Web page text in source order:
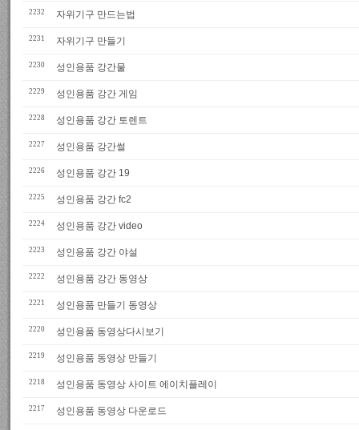
2232 자위기구 만드는법
2231 자위기구 만들기
2230 성인용품 강간물
2229 성인용품 강간 게임
2228 성인용품 강간 토렌트
2227 성인용품 강간썰
2226 성인용품 강간 19
2225 성인용품 강간 fc2
2224 성인용품 강간 video
2223 성인용품 강간 야설
2222 성인용품 강간 동영상
2221 성인용품 만들기 동영상
2220 성인용품 동영상다시보기
2219 성인용품 동영상 만들기
2218 성인용품 동영상 사이트 에이치플레이
2217 성인용품 동영상 다운로드